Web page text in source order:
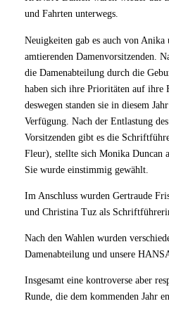
und Fahrten unterwegs.
Neuigkeiten gab es auch von
amtierenden Damenvorsitzenden.
die Damenabteilung durch die
haben sich ihre Prioritäten auf ihre
deswegen standen sie in diesem
Verfügung. Nach der Entlastung
Vorsitzenden gibt es die
Fleur), stellte sich Monika Duncan
Sie wurde einstimmig gewählt.
Im Anschluss wurden Gertraude
und Christina Tuz als
Nach den Wahlen wurden
Damenabteilung und unsere
Insgesamt eine kontroverse aber
Runde, die dem kommenden Jahr